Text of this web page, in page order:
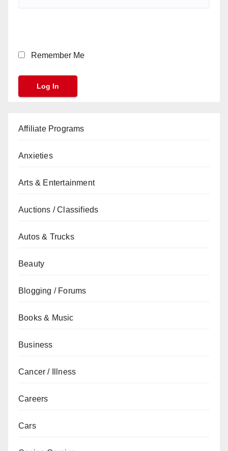
Remember Me
Affiliate Programs
Anxieties
Arts & Entertainment
Auctions / Classifieds
Autos & Trucks
Beauty
Blogging / Forums
Books & Music
Business
Cancer / Illness
Careers
Cars